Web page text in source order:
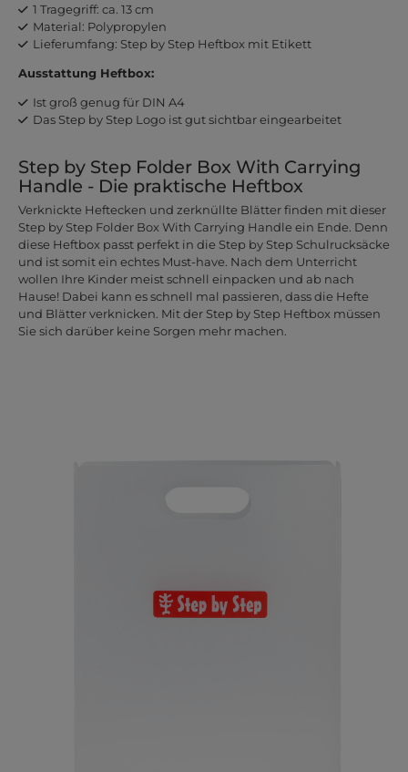
1 Tragegriff: ca. 13 cm
Material: Polypropylen
Lieferumfang: Step by Step Heftbox mit Etikett
Ausstattung Heftbox:
Ist groß genug für DIN A4
Das Step by Step Logo ist gut sichtbar eingearbeitet
Step by Step Folder Box With Carrying
Handle - Die praktische Heftbox
Verknickte Heftecken und zerknüllte Blätter finden mit dieser
Step by Step Folder Box With Carrying Handle ein Ende. Denn
diese Heftbox passt perfekt in die Step by Step Schulrucksäcke
und ist somit ein echtes Must-have. Nach dem Unterricht
wollen Ihre Kinder meist schnell einpacken und ab nach
Hause! Dabei kann es schnell mal passieren, dass die Hefte
und Blätter verknicken. Mit der Step by Step Heftbox müssen
Sie sich darüber keine Sorgen mehr machen.